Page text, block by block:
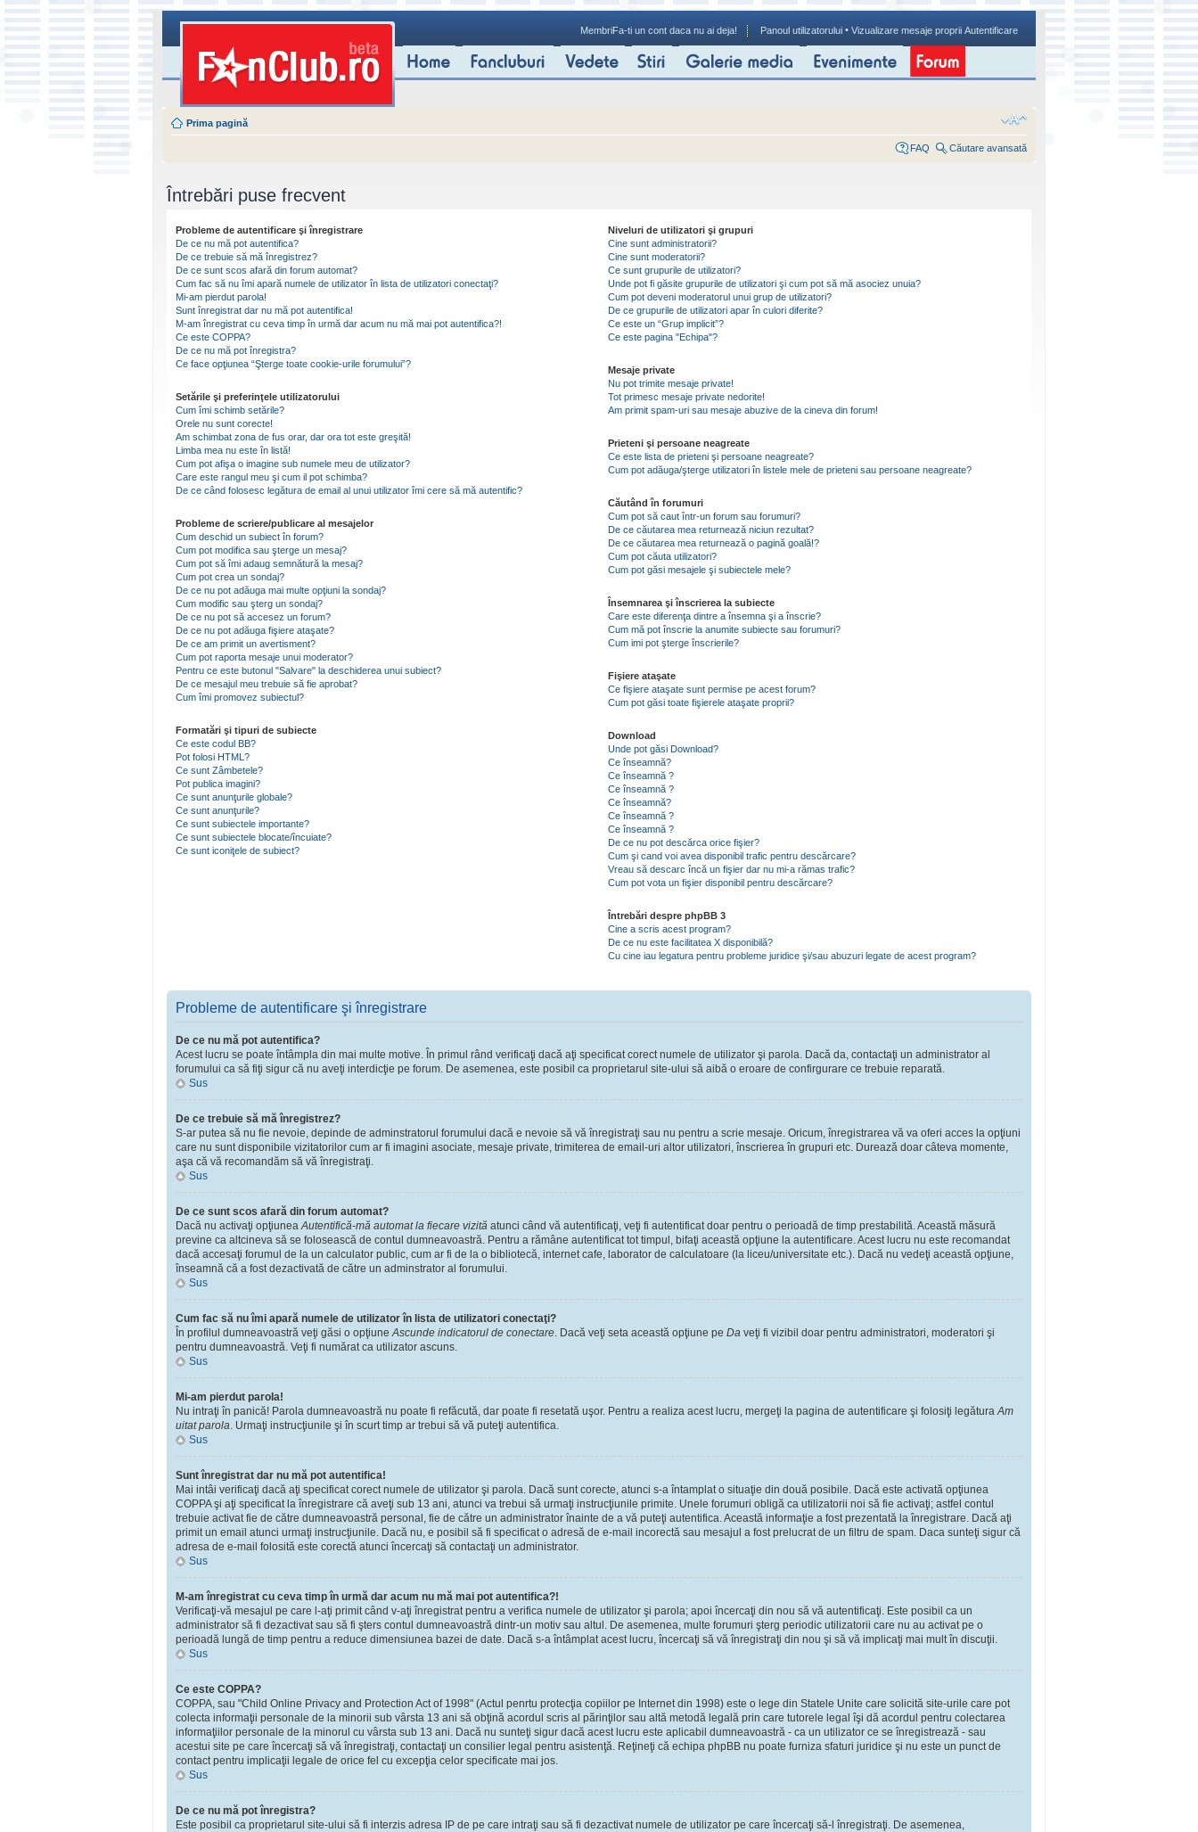
MembriFa-ti un cont daca nu ai deja! Panoul utilizatorului • Vizualizare mesaje proprii Autentificare
Prima pagină
FAQ Căutare avansată
Întrebări puse frecvent
Probleme de autentificare şi înregistrare
De ce nu mă pot autentifica?
De ce trebuie să mă înregistrez?
De ce sunt scos afară din forum automat?
Cum fac să nu îmi apară numele de utilizator în lista de utilizatori conectaţi?
Mi-am pierdut parola!
Sunt înregistrat dar nu mă pot autentifica!
M-am înregistrat cu ceva timp în urmă dar acum nu mă mai pot autentifica?!
Ce este COPPA?
De ce nu mă pot înregistra?
Ce face opţiunea “Şterge toate cookie-urile forumului”?
Setările şi preferinţele utilizatorului
Cum îmi schimb setările?
Orele nu sunt corecte!
Am schimbat zona de fus orar, dar ora tot este greşită!
Limba mea nu este în listă!
Cum pot afişa o imagine sub numele meu de utilizator?
Care este rangul meu şi cum il pot schimba?
De ce când folosesc legătura de email al unui utilizator îmi cere să mă autentific?
Probleme de scriere/publicare al mesajelor
Cum deschid un subiect în forum?
Cum pot modifica sau şterge un mesaj?
Cum pot să îmi adaug semnătură la mesaj?
Cum pot crea un sondaj?
De ce nu pot adăuga mai multe opţiuni la sondaj?
Cum modific sau şterg un sondaj?
De ce nu pot să accesez un forum?
De ce nu pot adăuga fişiere ataşate?
De ce am primit un avertisment?
Cum pot raporta mesaje unui moderator?
Pentru ce este butonul "Salvare" la deschiderea unui subiect?
De ce mesajul meu trebuie să fie aprobat?
Cum îmi promovez subiectul?
Formatări şi tipuri de subiecte
Ce este codul BB?
Pot folosi HTML?
Ce sunt Zâmbetele?
Pot publica imagini?
Ce sunt anunţurile globale?
Ce sunt anunţurile?
Ce sunt subiectele importante?
Ce sunt subiectele blocate/încuiate?
Ce sunt iconiţele de subiect?
Niveluri de utilizatori şi grupuri
Cine sunt administratorii?
Cine sunt moderatorii?
Ce sunt grupurile de utilizatori?
Unde pot fi găsite grupurile de utilizatori şi cum pot să mă asociez unuia?
Cum pot deveni moderatorul unui grup de utilizatori?
De ce grupurile de utilizatori apar în culori diferite?
Ce este un “Grup implicit”?
Ce este pagina "Echipa"?
Mesaje private
Nu pot trimite mesaje private!
Tot primesc mesaje private nedorite!
Am primit spam-uri sau mesaje abuzive de la cineva din forum!
Prieteni şi persoane neagreate
Ce este lista de prieteni şi persoane neagreate?
Cum pot adăuga/şterge utilizatori în listele mele de prieteni sau persoane neagreate?
Căutând în forumuri
Cum pot să caut într-un forum sau forumuri?
De ce căutarea mea returnează niciun rezultat?
De ce căutarea mea returnează o pagină goală!?
Cum pot căuta utilizatori?
Cum pot găsi mesajele şi subiectele mele?
Însemnarea şi înscrierea la subiecte
Care este diferenţa dintre a însemna şi a înscrie?
Cum mă pot înscrie la anumite subiecte sau forumuri?
Cum imi pot şterge înscrierile?
Fişiere ataşate
Ce fişiere ataşate sunt permise pe acest forum?
Cum pot găsi toate fişierele ataşate proprii?
Download
Unde pot găsi Download?
Ce înseamnă?
Ce înseamnă ?
Ce înseamnă ?
Ce înseamnă?
Ce înseamnă ?
Ce înseamnă ?
De ce nu pot descărca orice fişier?
Cum şi cand voi avea disponibil trafic pentru descărcare?
Vreau să descarc încă un fişier dar nu mi-a rămas trafic?
Cum pot vota un fişier disponibil pentru descărcare?
Întrebări despre phpBB 3
Cine a scris acest program?
De ce nu este facilitatea X disponibilă?
Cu cine iau legatura pentru probleme juridice şi/sau abuzuri legate de acest program?
Probleme de autentificare şi înregistrare
De ce nu mă pot autentifica?
Acest lucru se poate întâmpla din mai multe motive. În primul rând verificaţi dacă aţi specificat corect numele de utilizator şi parola. Dacă da, contactaţi un administrator al
forumului ca să fiţi sigur că nu aveţi interdicţie pe forum. De asemenea, este posibil ca proprietarul site-ului să aibă o eroare de confirgurare ce trebuie reparată.
Sus
De ce trebuie să mă înregistrez?
S-ar putea să nu fie nevoie, depinde de adminstratorul forumului dacă e nevoie să vă înregistraţi sau nu pentru a scrie mesaje. Oricum, înregistrarea vă va oferi acces la opţiuni
care nu sunt disponibile vizitatorilor cum ar fi imagini asociate, mesaje private, trimiterea de email-uri altor utilizatori, înscrierea în grupuri etc. Durează doar câteva momente,
aşa că vă recomandăm să vă înregistraţi.
Sus
De ce sunt scos afară din forum automat?
Dacă nu activaţi opţiuneaAutentifică-mă automat la fiecare vizită atunci când vă autentificaţi, veţi fi autentificat doar pentru o perioadă de timp prestabilită. Această măsură
previne ca altcineva să se folosească de contul dumneavoastră. Pentru a rămâne autentificat tot timpul, bifaţi această opţiune la autentificare. Acest lucru nu este recomandat
dacă accesaţi forumul de la un calculator public, cum ar fi de la o bibliotecă, internet cafe, laborator de calculatoare (la liceu/universitate etc.). Dacă nu vedeţi această opţiune,
înseamnă că a fost dezactivată de către un adminstrator al forumului.
Sus
Cum fac să nu îmi apară numele de utilizator în lista de utilizatori conectaţi?
În profilul dumneavoastră veţi găsi o opţiuneAscunde indicatorul de conectare. Dacă veţi seta această opţiune pe Da veţi fi vizibil doar pentru administratori, moderatori şi
pentru dumneavoastră. Veţi fi numărat ca utilizator ascuns.
Sus
Mi-am pierdut parola!
Nu intraţi în panică! Parola dumneavoastră nu poate fi refăcută, dar poate fi resetată uşor. Pentru a realiza acest lucru, mergeţi la pagina de autentificare şi folosiţi legăturaAm
uitat parola. Urmaţi instrucţiunile şi în scurt timp ar trebui să vă puteţi autentifica.
Sus
Sunt înregistrat dar nu mă pot autentifica!
Mai intâi verificaţi dacă aţi specificat corect numele de utilizator şi parola. Dacă sunt corecte, atunci s-a întamplat o situaţie din două posibile. Dacă este activată opţiunea
COPPA şi aţi specificat la înregistrare că aveţi sub 13 ani, atunci va trebui să urmaţi instrucţiunile primite. Unele forumuri obligă ca utilizatorii noi să fie activaţi; astfel contul
trebuie activat fie de către dumneavoastră personal, fie de către un administrator înainte de a vă puteţi autentifica. Această informaţie a fost prezentată la înregistrare. Dacă aţi
primit un email atunci urmaţi instrucţiunile. Dacă nu, e posibil să fi specificat o adresă de e-mail incorectă sau mesajul a fost prelucrat de un filtru de spam. Daca sunteţi sigur că
adresa de e-mail folosită este corectă atunci încercaţi să contactaţi un administrator.
Sus
M-am înregistrat cu ceva timp în urmă dar acum nu mă mai pot autentifica?!
Verificaţi-vă mesajul pe care l-aţi primit când v-aţi înregistrat pentru a verifica numele de utilizator şi parola; apoi încercaţi din nou să vă autentificaţi. Este posibil ca un
administrator să fi dezactivat sau să fi şters contul dumneavoastră dintr-un motiv sau altul. De asemenea, multe forumuri şterg periodic utilizatorii care nu au activat pe o
perioadă lungă de timp pentru a reduce dimensiunea bazei de date. Dacă s-a întâmplat acest lucru, încercaţi să vă înregistraţi din nou şi să vă implicaţi mai mult în discuţii.
Sus
Ce este COPPA?
COPPA, sau "Child Online Privacy and Protection Act of 1998" (Actul penrtu protecţia copiilor pe Internet din 1998) este o lege din Statele Unite care solicită site-urile care pot
colecta informaţii personale de la minorii sub vârsta 13 ani să obţină acordul scris al părinţilor sau altă metodă legală prin care tutorele legal îşi dă acordul pentru colectarea
informaţiilor personale de la minorul cu vârsta sub 13 ani. Dacă nu sunteţi sigur dacă acest lucru este aplicabil dumneavoastră - ca un utilizator ce se înregistrează - sau
acestui site pe care încercaţi să vă înregistraţi, contactaţi un consilier legal pentru asistenţă. Reţineţi că echipa phpBB nu poate furniza sfaturi juridice şi nu este un punct de
contact pentru implicaţii legale de orice fel cu excepţia celor specificate mai jos.
Sus
De ce nu mă pot înregistra?
Este posibil ca proprietarul site-ului să fi interzis adresa IP de pe care intraţi sau să fi dezactivat numele de utilizator pe care încercaţi să-l înregistraţi. De asemenea,